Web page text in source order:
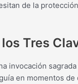
de la
Tres
invocación
en momentos de